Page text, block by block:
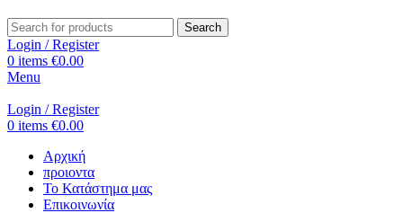
Search
Login / Register
0 items €0.00
Menu
Login / Register
0 items €0.00
Αρχική
προιοντα
Το Κατάστημα μας
Επικοινωνία